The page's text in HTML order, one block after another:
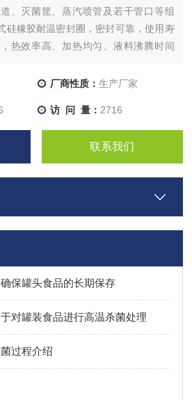
、灭菌筐、蒸汽喷管及若干管口等组
硅橡胶耐温密封圈，密封可靠，使用寿
热效率高、加热均匀、液料沸腾时间
厂商性质： 生产厂家
访 问 量： 2716
联系我们
保罐头食品的长期保存
对罐装食品进行高温杀菌处理
过程介绍